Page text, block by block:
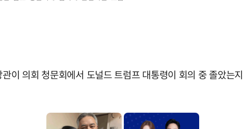
이 의회 청문회에서 도널드 트럼프 대통령이 회의 중 졸았는